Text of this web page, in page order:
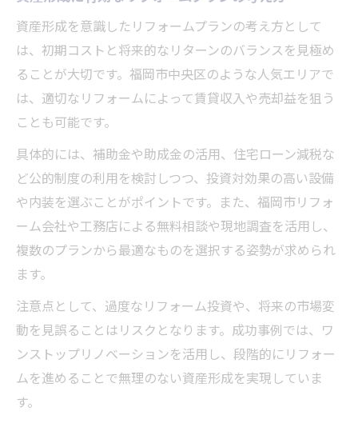
資産形成を意識したリフォームプランの考え方として
は、初期コストと将来的なリターンのバランスを見極め
ることが大切です。福岡市中央区のような人気エリアで
は、適切なリフォームによって賃貸収入や売却益を狙う
ことも可能です。
具体的には、補助金や助成金の活用、住宅ローン減税な
ど公的制度の利用を検討しつつ、投資対効果の高い設備
や内装を選ぶことがポイントです。また、福岡市リフォ
ーム会社や工務店による無料相談や現地調査を活用し、
複数のプランから最適なものを選択する姿勢が求められ
ます。
注意点として、過度なリフォーム投資や、将来の市場変
動を見誤ることはリスクとなります。成功事例では、ワ
ンストップリノベーションを活用し、段階的にリフォー
ムを進めることで無理のない資産形成を実現していま
す。